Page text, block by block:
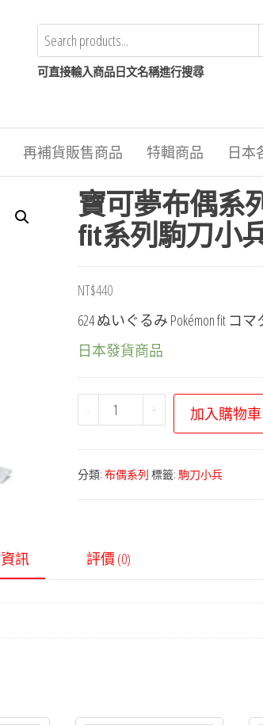
可直接輸入商品日文名稱進行搜尋
再補貨販售商品 特輯商品 日本
寶可夢布偶系
fit系列駒刀小
NT$440
624 ぬいぐるみ Pokémon fit コ
日本發貨商品
-
可
布
－
可
駒
+ 加入購物車
分類: 布偶系列 標籤: 駒刀小兵
訊 評價 (0)